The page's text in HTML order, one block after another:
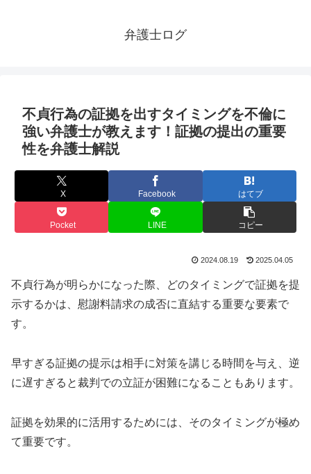
弁護士ログ
不貞行為の証拠を出すタイミングを不倫に
強い弁護士が教えます！証拠の提出の重要
性を弁護士解説
X Facebook はてブ
Pocket LINE コピー
2024.08.19 2025.04.05
不貞行為が明らかになった際、どのタイミングで証拠を提
示するかは、慰謝料請求の成否に直結する重要な要素で
す。
早すぎる証拠の提示は相手に対策を講じる時間を与え、逆
に遅すぎると裁判での立証が困難になることもあります。
証拠を効果的に活用するためには、そのタイミングが極め
て重要です。